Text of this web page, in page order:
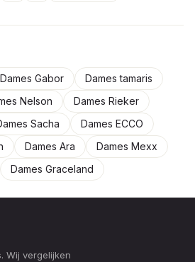
Dames Gabor
Dames tamaris
Nelson
Dames Rieker
Sacha
Dames ECCO
Dames Ara
Dames Mexx
Dames Graceland
Wij vergelijken